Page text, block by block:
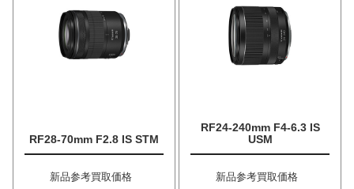
RF28-70mm F2.8 IS STM
新品参考買取価格
RF24-240mm F4-6.3 IS
USM
新品参考買取価格